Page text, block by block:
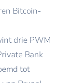
Bitcoin-
drie PWM
Bank
tot